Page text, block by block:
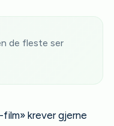
de fleste ser
krever gjerne